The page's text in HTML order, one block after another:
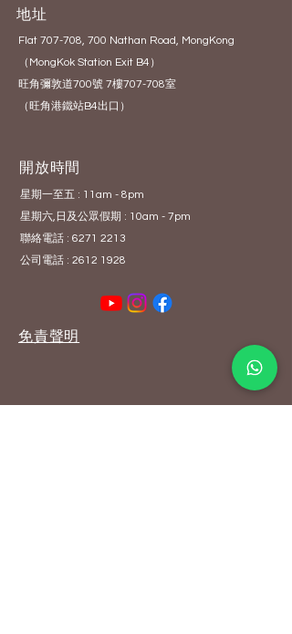
地址
Flat 707-708, 700 Nathan Road, MongKong
（MongKok Station Exit B4）
旺角彌敦道700號 7樓707-708室
（旺角港鐵站B4出口）
開放時間
星期一至五 : 11am - 8pm
星期六,日及公眾假期 : 10am - 7pm
聯絡電話 : 6271 2213
公司電話 : 2612 1928
免責聲明